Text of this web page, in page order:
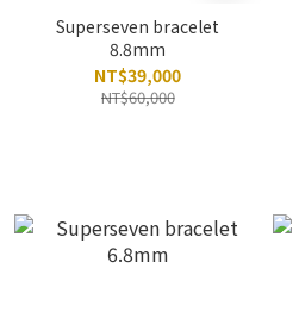
Superseven bracelet
8.8mm
NT$39,000
NT$60,000